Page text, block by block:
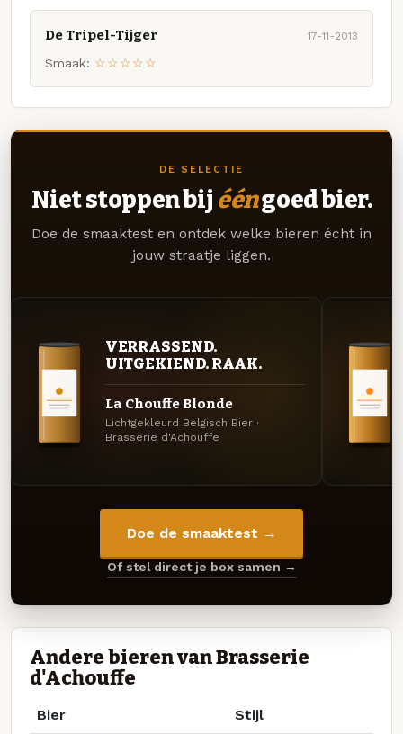
De Tripel-Tijger 17-11-2013
Smaak: ☆☆☆☆☆
DE SELECTIE
Niet stoppen bij ééngoed bier.
Doe de smaaktest en ontdek welke bieren écht in
jouw straatje liggen.
VERRASSEND.
UITGEKIEND. RAAK.
La Chouffe Blonde
Lichtgekleurd Belgisch Bier ·
Brasserie d'Achouffe
Doe de smaaktest →
Of stel direct je box samen →
Andere bieren van Brasserie
d'Achouffe
Bier Stijl